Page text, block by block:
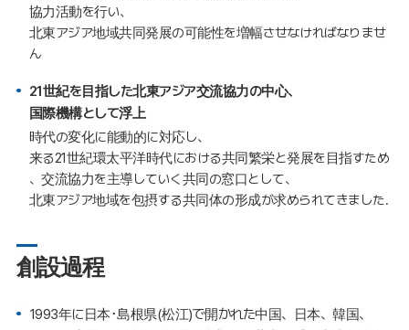
協力活動を行い、
北東アジア地域共同発展の可能性を増幅させなければなりませ
ん
21世紀を目指した北東アジア交流協力の中心、
国際機構として浮上
時代の変化に能動的に対応し、
来る21世紀環太平洋時代における共同繁栄と発展を目指すため
、交流協力を主導していく共同の窓口として、
北東アジア地域を包摂する共同体の形成が求められてきました.
創設過程
1993年に日本･島根県(松江)で開かれた中国、日本、韓国、